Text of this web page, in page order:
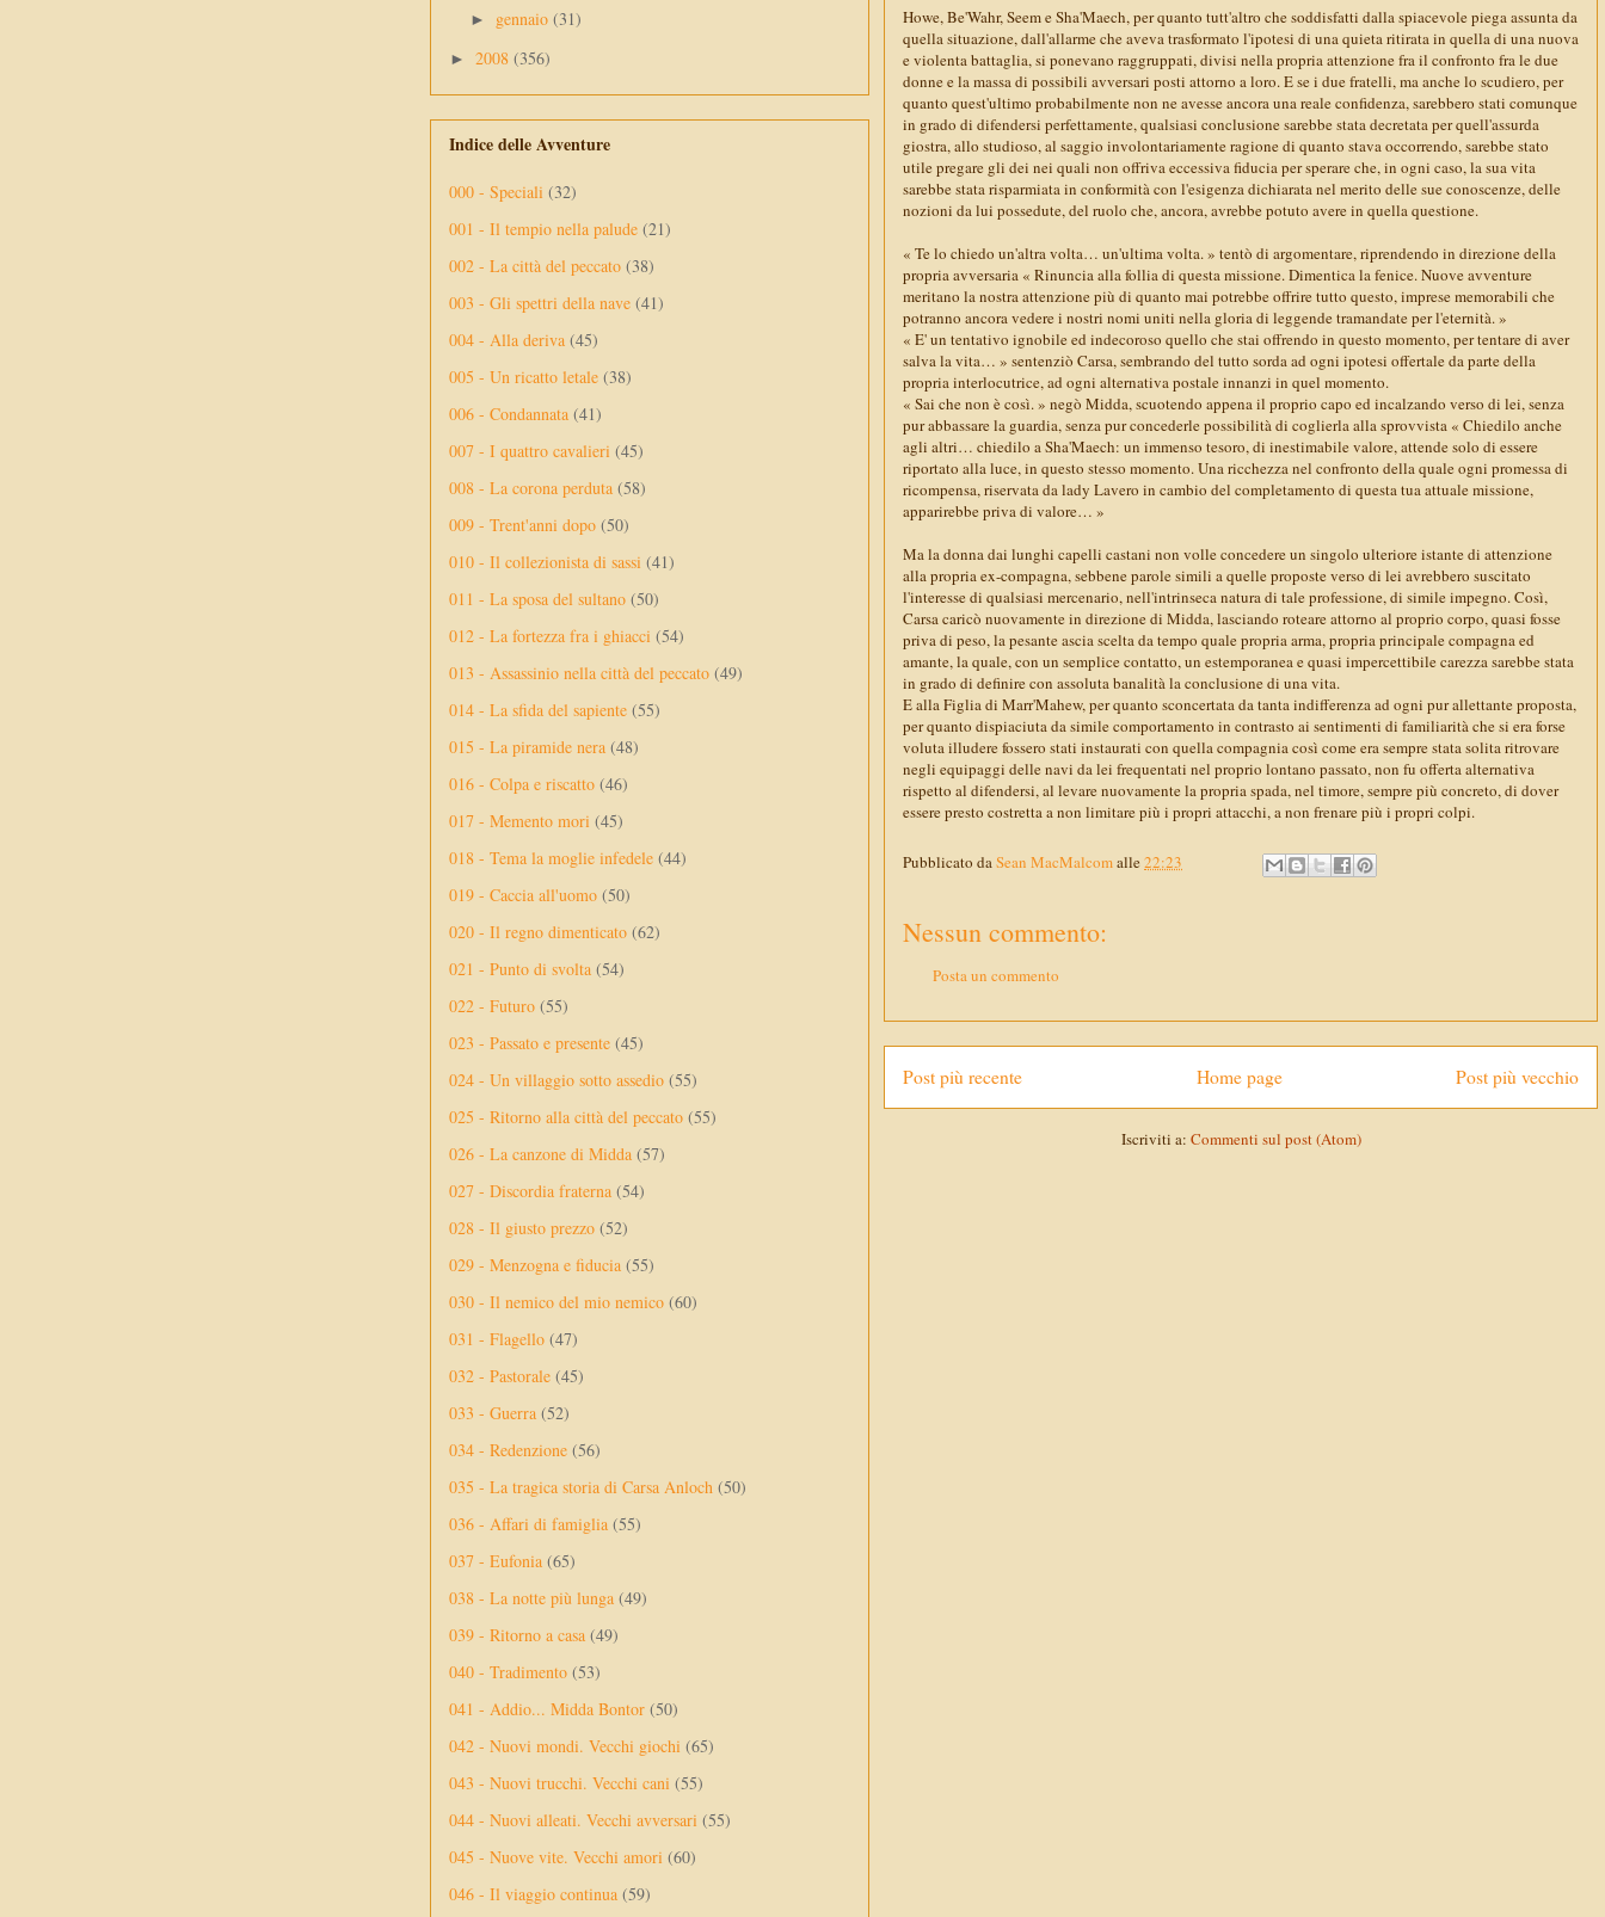
Howe, Be'Wahr, Seem e Sha'Maech, per quanto tutt'altro che soddisfatti dalla spiacevole piega assunta da
quella situazione, dall'allarme che aveva trasformato l'ipotesi di una quieta ritirata in quella di una nuova
e violenta battaglia, si ponevano raggruppati, divisi nella propria attenzione fra il confronto fra le due
donne e la massa di possibili avversari posti attorno a loro. E se i due fratelli, ma anche lo scudiero, per
quanto quest'ultimo probabilmente non ne avesse ancora una reale confidenza, sarebbero stati comunque
in grado di difendersi perfettamente, qualsiasi conclusione sarebbe stata decretata per quell'assurda
giostra, allo studioso, al saggio involontariamente ragione di quanto stava occorrendo, sarebbe stato
utile pregare gli dei nei quali non offriva eccessiva fiducia per sperare che, in ogni caso, la sua vita
sarebbe stata risparmiata in conformità con l'esigenza dichiarata nel merito delle sue conoscenze, delle
nozioni da lui possedute, del ruolo che, ancora, avrebbe potuto avere in quella questione.
« Te lo chiedo un'altra volta… un'ultima volta. » tentò di argomentare, riprendendo in direzione della
propria avversaria « Rinuncia alla follia di questa missione. Dimentica la fenice. Nuove avventure
meritano la nostra attenzione più di quanto mai potrebbe offrire tutto questo, imprese memorabili che
potranno ancora vedere i nostri nomi uniti nella gloria di leggende tramandate per l'eternità. »
« E' un tentativo ignobile ed indecoroso quello che stai offrendo in questo momento, per tentare di aver
salva la vita… » sentenziò Carsa, sembrando del tutto sorda ad ogni ipotesi offertale da parte della
propria interlocutrice, ad ogni alternativa postale innanzi in quel momento.
« Sai che non è così. » negò Midda, scuotendo appena il proprio capo ed incalzando verso di lei, senza
pur abbassare la guardia, senza pur concederle possibilità di coglierla alla sprovvista « Chiedilo anche
agli altri… chiedilo a Sha'Maech: un immenso tesoro, di inestimabile valore, attende solo di essere
riportato alla luce, in questo stesso momento. Una ricchezza nel confronto della quale ogni promessa di
ricompensa, riservata da lady Lavero in cambio del completamento di questa tua attuale missione,
apparirebbe priva di valore… »
Ma la donna dai lunghi capelli castani non volle concedere un singolo ulteriore istante di attenzione
alla propria ex-compagna, sebbene parole simili a quelle proposte verso di lei avrebbero suscitato
l'interesse di qualsiasi mercenario, nell'intrinseca natura di tale professione, di simile impegno. Così,
Carsa caricò nuovamente in direzione di Midda, lasciando roteare attorno al proprio corpo, quasi fosse
priva di peso, la pesante ascia scelta da tempo quale propria arma, propria principale compagna ed
amante, la quale, con un semplice contatto, un estemporanea e quasi impercettibile carezza sarebbe stata
in grado di definire con assoluta banalità la conclusione di una vita.
E alla Figlia di Marr'Mahew, per quanto sconcertata da tanta indifferenza ad ogni pur allettante proposta,
per quanto dispiaciuta da simile comportamento in contrasto ai sentimenti di familiarità che si era forse
voluta illudere fossero stati instaurati con quella compagnia così come era sempre stata solita ritrovare
negli equipaggi delle navi da lei frequentati nel proprio lontano passato, non fu offerta alternativa
rispetto al difendersi, al levare nuovamente la propria spada, nel timore, sempre più concreto, di dover
essere presto costretta a non limitare più i propri attacchi, a non frenare più i propri colpi.
Pubblicato daSean MacMalcomalle 22:23
Nessun commento:
Posta un commento
Post più recente Post più vecchio
Home page
Iscriviti a: Commenti sul post (Atom)
► gennaio (31)
► 2008 (356)
Indice delle Avventure
000 - Speciali (32)
001 - Il tempio nella palude (21)
002 - La città del peccato (38)
003 - Gli spettri della nave (41)
004 - Alla deriva (45)
005 - Un ricatto letale (38)
006 - Condannata (41)
007 - I quattro cavalieri (45)
008 - La corona perduta (58)
009 - Trent'anni dopo (50)
010 - Il collezionista di sassi (41)
011 - La sposa del sultano (50)
012 - La fortezza fra i ghiacci (54)
013 - Assassinio nella città del peccato (49)
014 - La sfida del sapiente (55)
015 - La piramide nera (48)
016 - Colpa e riscatto (46)
017 - Memento mori (45)
018 - Tema la moglie infedele (44)
019 - Caccia all'uomo (50)
020 - Il regno dimenticato (62)
021 - Punto di svolta (54)
022 - Futuro (55)
023 - Passato e presente (45)
024 - Un villaggio sotto assedio (55)
025 - Ritorno alla città del peccato (55)
026 - La canzone di Midda (57)
027 - Discordia fraterna (54)
028 - Il giusto prezzo (52)
029 - Menzogna e fiducia (55)
030 - Il nemico del mio nemico (60)
031 - Flagello (47)
032 - Pastorale (45)
033 - Guerra (52)
034 - Redenzione (56)
035 - La tragica storia di Carsa Anloch (50)
036 - Affari di famiglia (55)
037 - Eufonia (65)
038 - La notte più lunga (49)
039 - Ritorno a casa (49)
040 - Tradimento (53)
041 - Addio... Midda Bontor (50)
042 - Nuovi mondi. Vecchi giochi (65)
043 - Nuovi trucchi. Vecchi cani (55)
044 - Nuovi alleati. Vecchi avversari (55)
045 - Nuove vite. Vecchi amori (60)
046 - Il viaggio continua (59)